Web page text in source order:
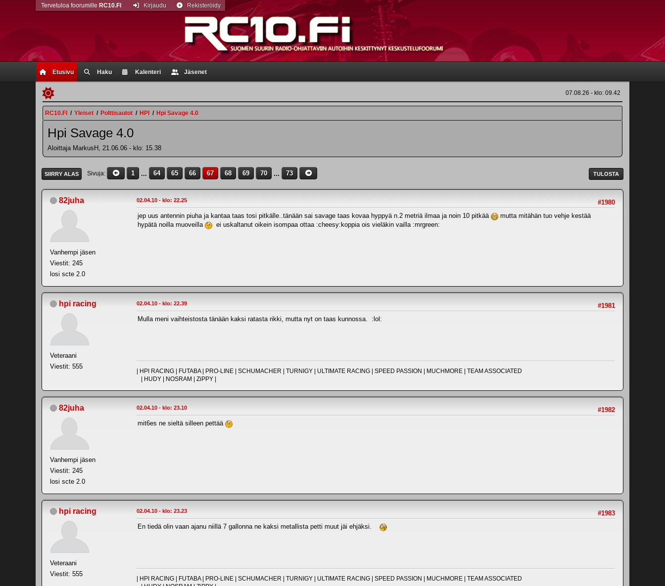
Etusivu Haku Kalenteri Jäsenet
Tervetuloa foorumille RC10.FI Kirjaudu Rekisteröidy
07.08.26 - klo: 09.42
RC10.FI / Yleiset / Polttisautot / HPI / Hpi Savage 4.0
Hpi Savage 4.0
Aloittaja MarkusH, 21.06.06 - klo: 15.38
TULOSTA
SIIRRY ALAS Sivuja 1 ... 64 65 66 67 68 69 70 ... 73
82juha
Vanhempi jäsen
Viestit: 245
losi scte 2.0
#1980
02.04.10 - klo: 22.25
jep uus antennin piuha ja kantaa taas tosi pitkälle..tänään sai savage taas kovaa hyppyä n.2 metriä ilmaa ja noin 10 pitkää
mutta mitähän tuo vehje kestää
hypätä noilla muoveilla
ei uskaltanut oikein isompaa ottaa :cheesy:koppia ois vieläkin vailla :mrgreen:
hpi racing
Veteraani
Viestit: 555
#1981
02.04.10 - klo: 22.39
Mulla meni vaihteistosta tänään kaksi ratasta rikki, mutta nyt on taas kunnossa. :lol:
| HPI RACING | FUTABA | PRO-LINE | SCHUMACHER | TURNIGY | ULTIMATE RACING | SPEED PASSION | MUCHMORE | TEAM ASSOCIATED
| HUDY | NOSRAM | ZiPPY |
82juha
Vanhempi jäsen
Viestit: 245
losi scte 2.0
#1982
02.04.10 - klo: 23.10
mit6es ne sieltä silleen pettää
hpi racing
Veteraani
Viestit: 555
#1983
02.04.10 - klo: 23.23
En tiedä olin vaan ajanu niillä 7 gallonna ne kaksi metallista petti muut jäi ehjäksi.
| HPI RACING | FUTABA | PRO-LINE | SCHUMACHER | TURNIGY | ULTIMATE RACING | SPEED PASSION | MUCHMORE | TEAM ASSOCIATED